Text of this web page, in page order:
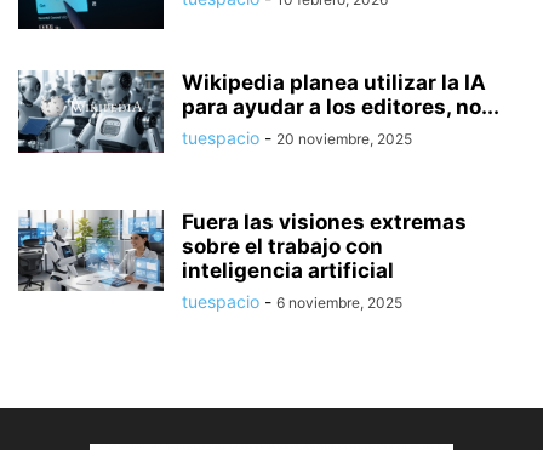
Wikipedia planea utilizar la IA
para ayudar a los editores, no...
tuespacio - 20 noviembre, 2025
Fuera las visiones extremas
sobre el trabajo con
inteligencia artificial
tuespacio - 6 noviembre, 2025